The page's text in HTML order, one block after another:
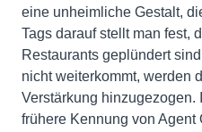
eine unheimliche Gestalt,
Tags darauf stellt man fest,
Restaurants geplündert
nicht weiterkommt, werden
Verstärkung hinzugezogen.
frühere Kennung von Agent